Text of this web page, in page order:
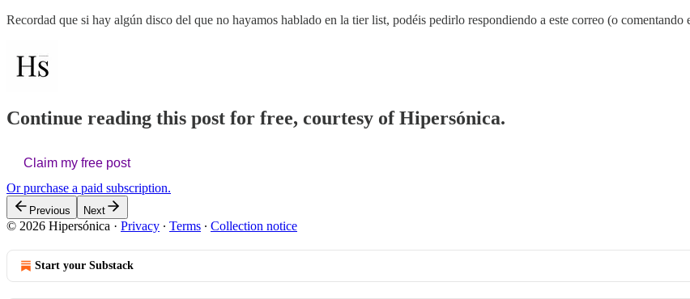
Recordad que si hay algún disco del que no hayamos hablado en la tier list, podéis pedirlo respondiendo a este correo (o
Continue reading this post for free, courtesy of Hipersónica.
Claim my free post
Or purchase a paid subscription.
Previous Next
© 2026 Hipersónica · Privacy ∙ Terms ∙ Collection notice
Start your Substack